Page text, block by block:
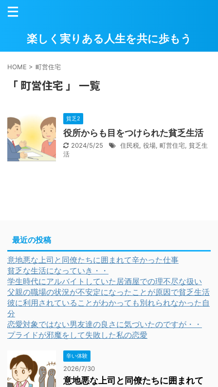
楽しく実りある人生を共に歩もう
HOME > 町営住宅
「 町営住宅 」 一覧
貧乏2
役所からも目をつけられた貧乏生活
2024/5/25 住民税, 役場, 町営住宅, 貧乏生
活
最近の投稿
意地悪な上司と同僚たちに囲まれて辛かった仕事
貧乏な生活になっていき・・
学生時代にアルバイトしていた居酒屋での理不尽な扱い
父親の職場の状況が不安定になったことが原因で貧乏生活
彼に利用されていることがわかっても別れられなかった自
分
恋愛対象ではない男友達の良さに気づいたのですが・・
プライドが邪魔をして失敗した私の恋愛
辛い体験
2026/7/30
意地悪な上司と同僚たちに囲まれて